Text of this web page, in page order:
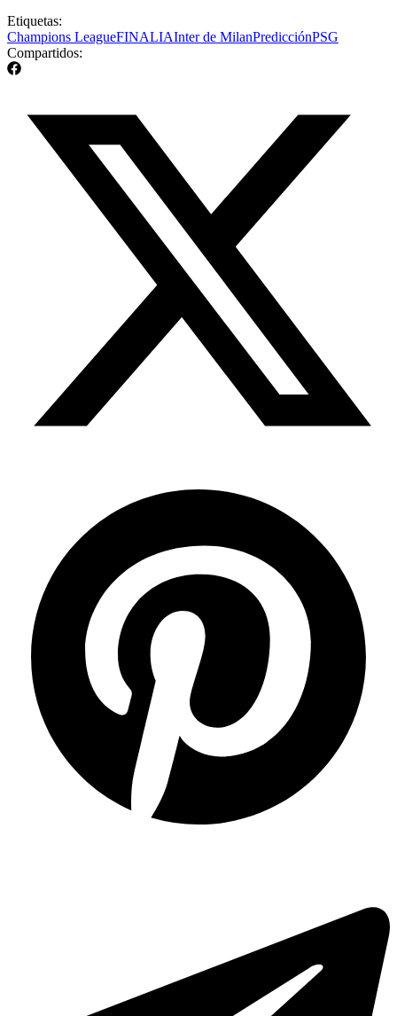
Etiquetas:
Champions LeagueFINALIAInter de MilanPredicciónPSG
Compartidos: